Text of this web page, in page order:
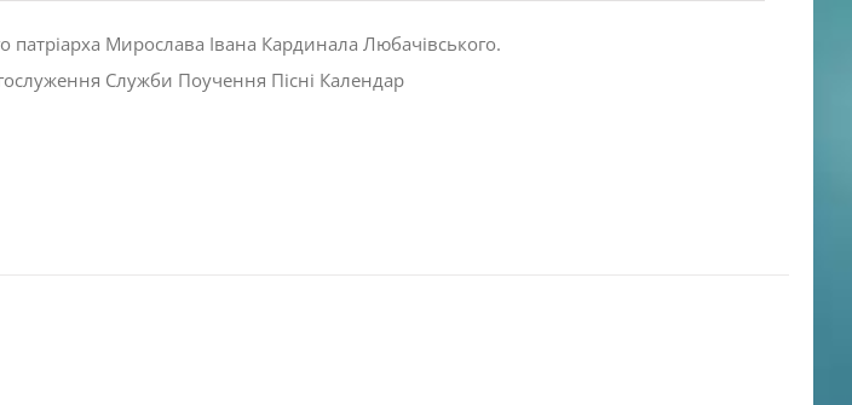
Мирослава Івана Кардинала Любачівського.
Служби Поучення Пісні Календар